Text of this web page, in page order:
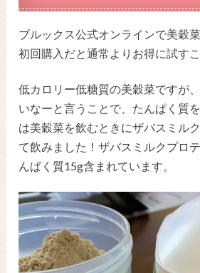
ブルックス公式オンラインで美穀
初回購入だと通常よりお得に試す
低カロリー低糖質の美穀菜ですが
いなーと言うことで、たんぱく質
は美穀菜を飲むときにザバスミル
て飲みました！ザバスミルクプロ
んぱく質15g含まれています。